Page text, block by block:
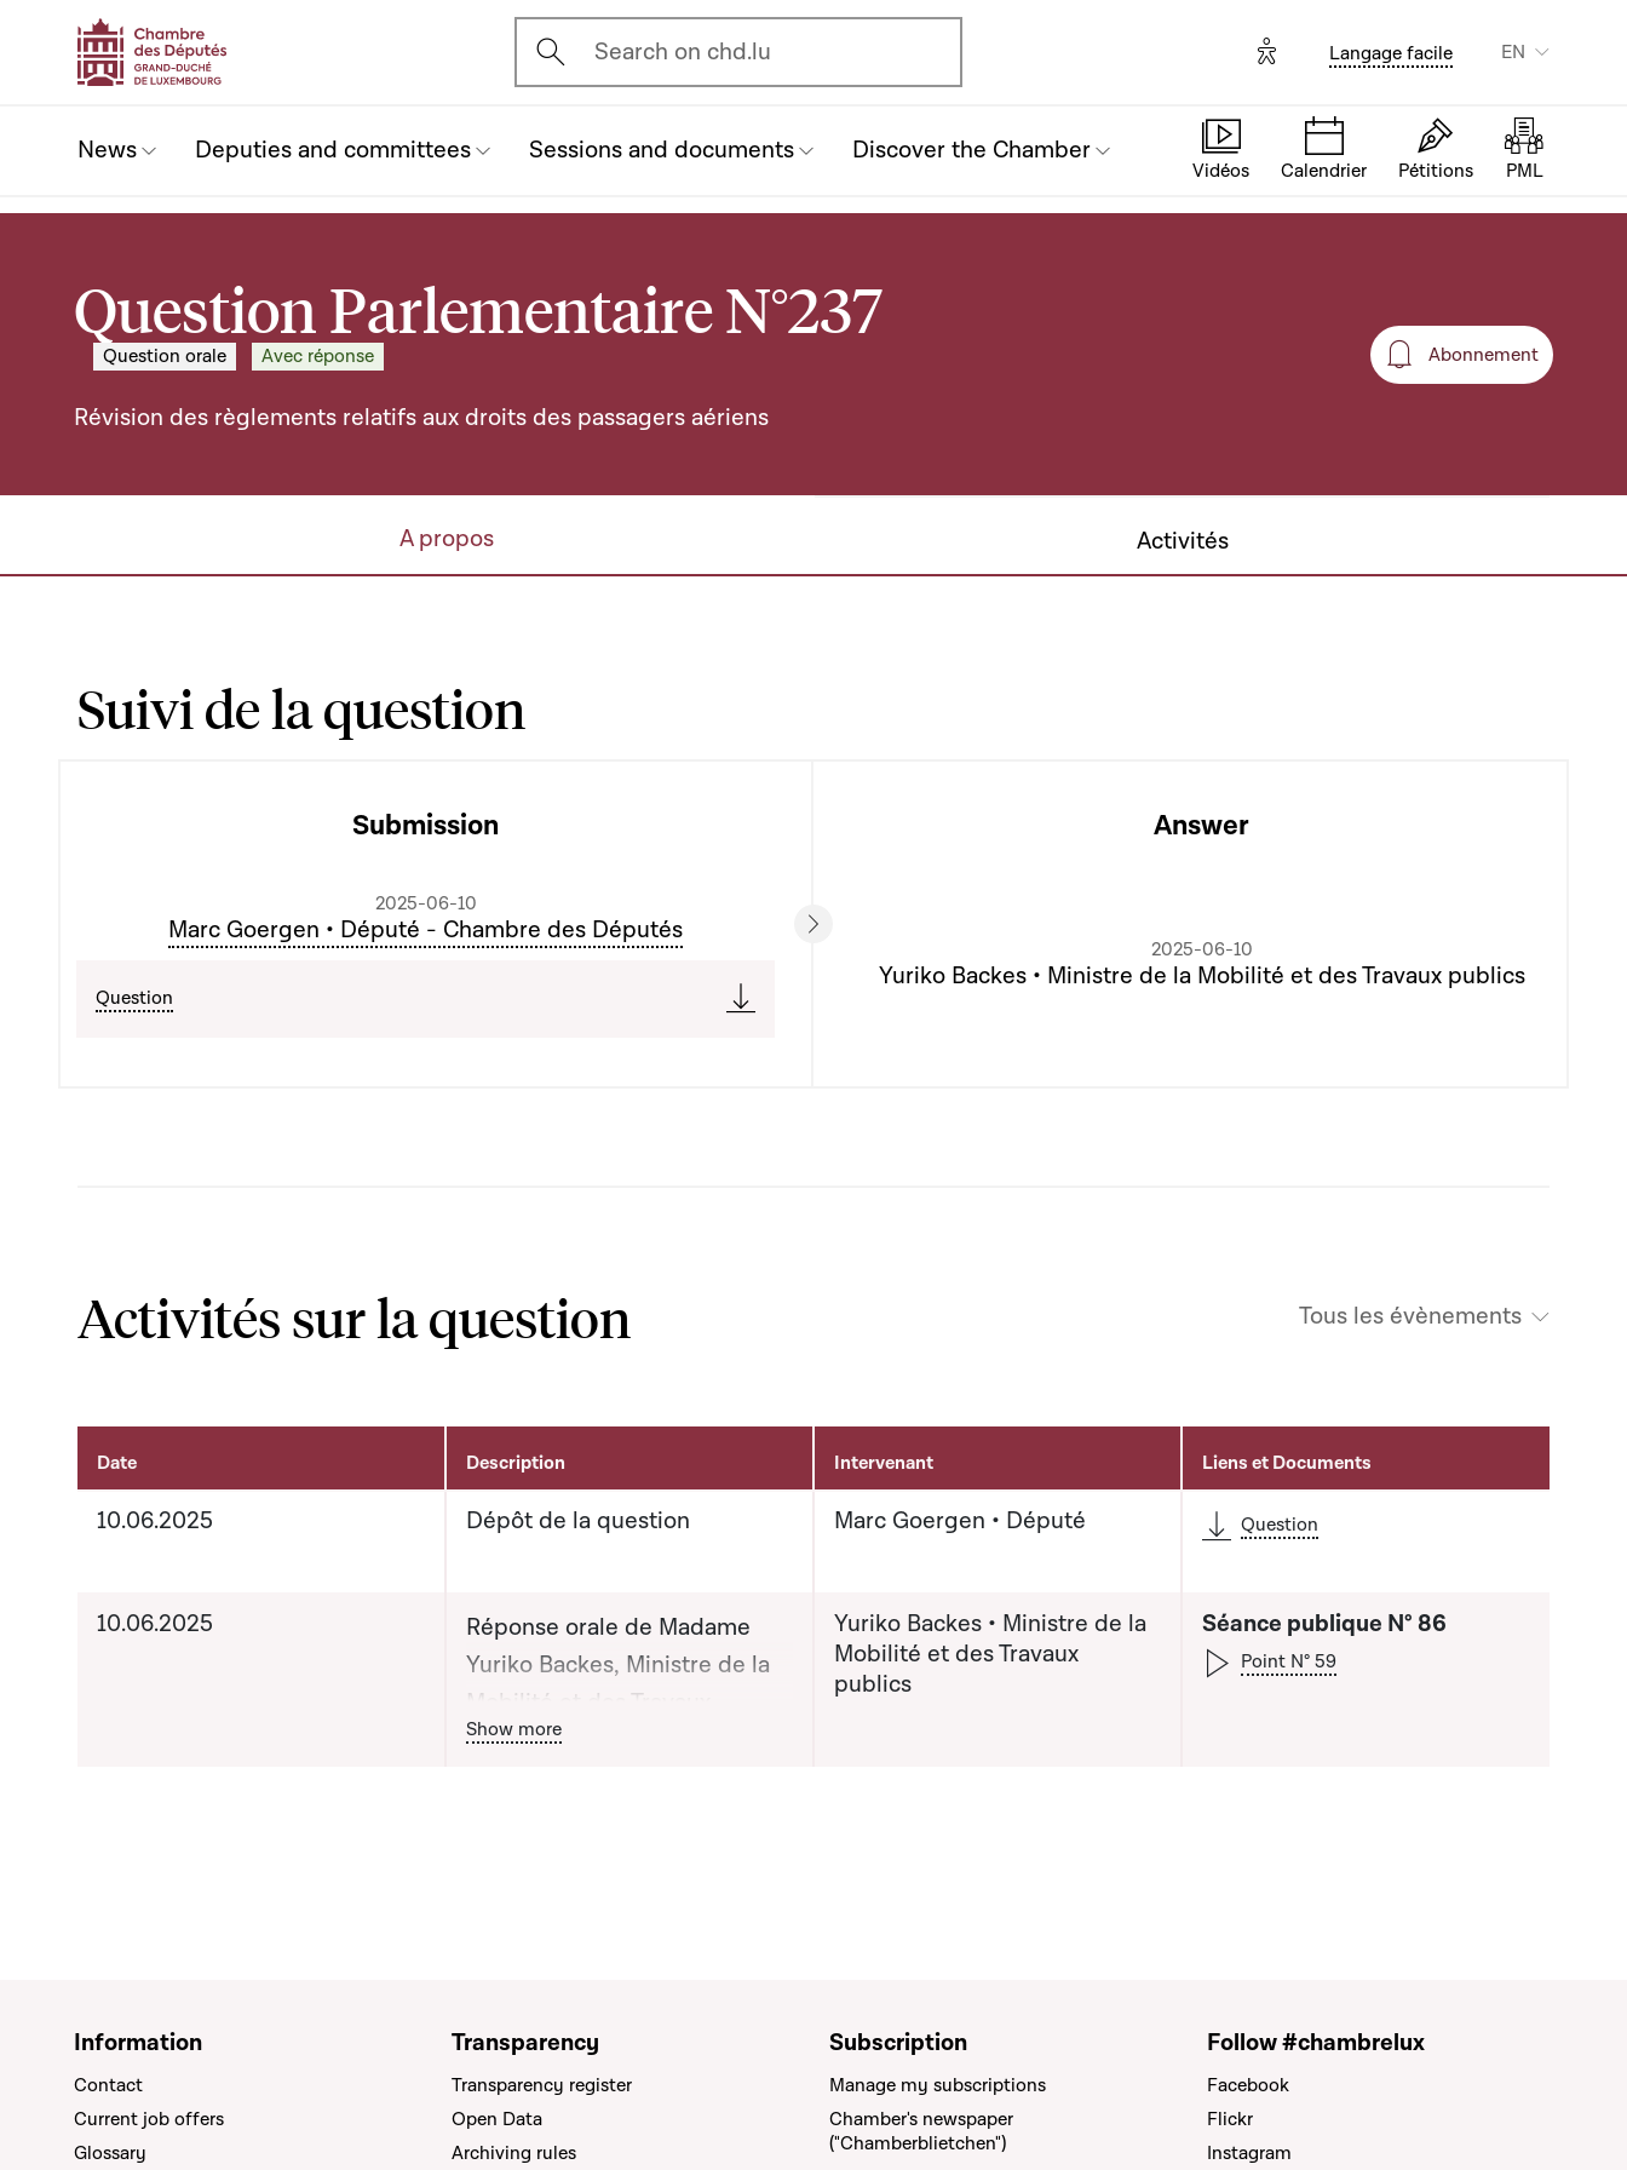
Ouvrir l'écran de recherche
Search on chd.lu Options d'accessibilité
Langage facile EN
News Deputies and committees Sessions and documents Discover the Chamber
Vidéos Calendrier Pétitions PML
Question Parlementaire N°237
Question orale Avec réponse
Révision des règlements relatifs aux droits des passagers aériens
Abonnement
Abonnement
A propos Activités
Suivi de la question
Submission
2025-06-10
Marc Goergen • Député - Chambre des Députés
Question
Answer
2025-06-10
Yuriko Backes • Ministre de la Mobilité et des Travaux publics
Activités sur la question Tous les évènements
Activités sur le dossier
Date Description Intervenant Liens et Documents
10.06.2025 Dépôt de la question Marc Goergen • Député Question
10.06.2025
Réponse orale de Madame
Yuriko Backes, Ministre de la
Mobilité et des Travaux
publics apportée lors de la
Bouton graphique servant à afficher ou cacher tous les éléments de la liste qui précède
Show more
Yuriko Backes • Ministre de la
Mobilité et des Travaux
publics
Séance publique N° 86
Point N° 59
Information
Contact
Current job offers
Glossary
Transparency
Transparency register
Open Data
Archiving rules
Subscription
Manage my subscriptions
Chamber's newspaper
("Chamberblietchen")
Follow #chambrelux
Facebook
Flickr
Instagram